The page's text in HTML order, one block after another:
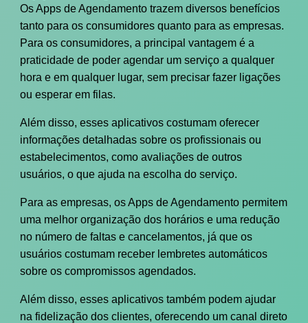
Os Apps de Agendamento trazem diversos benefícios
tanto para os consumidores quanto para as empresas.
Para os consumidores, a principal vantagem é a
praticidade de poder agendar um serviço a qualquer
hora e em qualquer lugar, sem precisar fazer ligações
ou esperar em filas.
Além disso, esses aplicativos costumam oferecer
informações detalhadas sobre os profissionais ou
estabelecimentos, como avaliações de outros
usuários, o que ajuda na escolha do serviço.
Para as empresas, os Apps de Agendamento permitem
uma melhor organização dos horários e uma redução
no número de faltas e cancelamentos, já que os
usuários costumam receber lembretes automáticos
sobre os compromissos agendados.
Além disso, esses aplicativos também podem ajudar
na fidelização dos clientes, oferecendo um canal direto